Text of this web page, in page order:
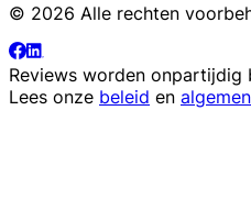
© 2026 Alle rechten
Reviews worden onpartijdig
Lees onze beleid en